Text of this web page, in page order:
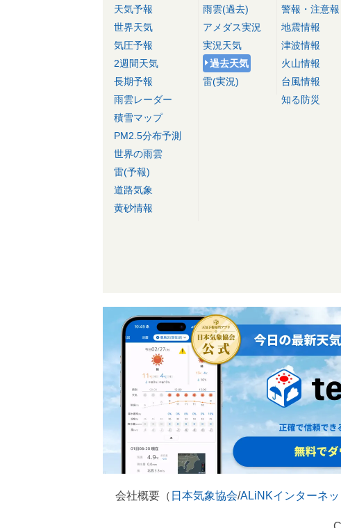
天気予報
世界天気
気圧予報
2週間天気
長期予報
雨雲レーダー
積雪マップ
PM2.5分布予測
世界の雨雲
雷(予報)
道路気象
黄砂情報
雨雲(過去)
アメダス実況
実況天気
過去天気
雷(実況)
警報・注意報
地震情報
津波情報
火山情報
台風情報
知る防災
会社概要（ 日本気象協会/ALiNKインターネッ